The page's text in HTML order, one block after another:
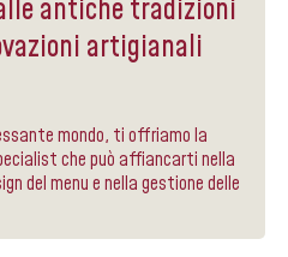
antiche tradizioni
artigianali
mondo, ti offriamo la
che può affiancarti nella
del menu e nella gestione delle